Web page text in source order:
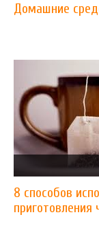
Домашние
8 способов
приготовления